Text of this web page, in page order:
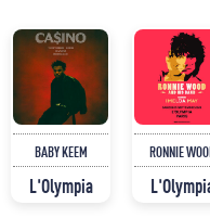
BABY KEEM
L'Olympia
RONNIE